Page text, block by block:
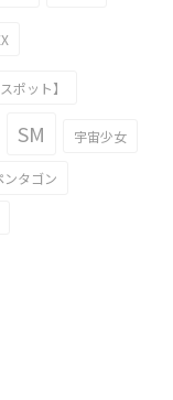
スポット】
SM 宇宙少女
ンタゴン